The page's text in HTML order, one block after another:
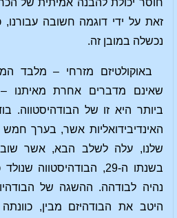
זאת על ידי דוגמה חשובה עבורנו,
נכשלה במובן זה.
באוקולטיזם מזרחי – מלבד
שאינם מדברים אחרת מאיתנו –
ביותר היא זו של הבודהיסטווה.
האינדיבידואליות אשר, בערך
שלנו, עלה לשלב הבא, אשר שוב
בשנתו ה-29, הבודהיסטווה
נהיה לבודהה. ההשגה של
היטב את הבודהיזם מבין,